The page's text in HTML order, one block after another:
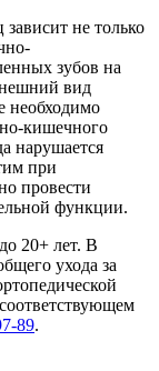
не только
зубов на
вид
необходимо
кишечного
нарушается
при
провести
функции.
20+ лет. В
ухода за
89.